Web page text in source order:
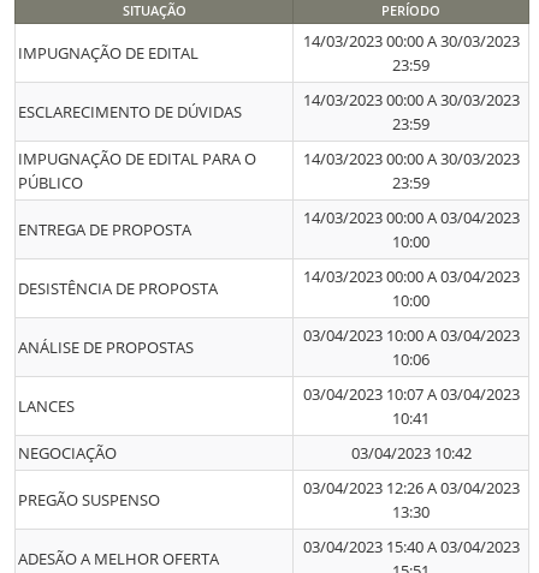
SITUAÇÃO PERÍODO
IMPUGNAÇÃO DE EDITAL
14/03/2023 00:00 A 30/03/2023
23:59
ESCLARECIMENTO DE DÚVIDAS
14/03/2023 00:00 A 30/03/2023
23:59
IMPUGNAÇÃO DE EDITAL PARA O
PÚBLICO
14/03/2023 00:00 A 30/03/2023
23:59
ENTREGA DE PROPOSTA
14/03/2023 00:00 A 03/04/2023
10:00
DESISTÊNCIA DE PROPOSTA
14/03/2023 00:00 A 03/04/2023
10:00
ANÁLISE DE PROPOSTAS
03/04/2023 10:00 A 03/04/2023
10:06
LANCES
03/04/2023 10:07 A 03/04/2023
10:41
NEGOCIAÇÃO
03/04/2023 10:42
PREGÃO SUSPENSO
03/04/2023 12:26 A 03/04/2023
13:30
ADESÃO A MELHOR OFERTA
03/04/2023 15:40 A 03/04/2023